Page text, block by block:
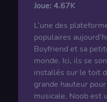
Joue: 4.67K
L’une des
populaires
Boyfriend et sa
monde. Ici, ils se
installés sur le toit
grande hauteur
musicale. Noob est